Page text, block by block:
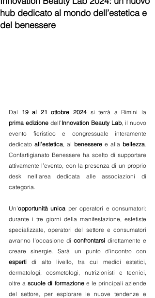
hub dedicato al mondo dell’estetica e
del benessere
Dal 19 al 21 ottobre 2024
prima edizione dell’Innovation Beauty Lab, il nuovo
evento fieristico e congressuale interamente
dedicato all’estetica , al benessere e alla bellezza
Confartigianato Benessere ha scelto di supportare
attivamente l’evento, con la presenza di un proprio
desk nell’area dedicata alle associazioni di
categoria.
Un’opportunità unica per operatori e consumatori:
durante i tre giorni della manifestazione, estetiste
specializzate, operatori del settore e consumatori
avranno l’occasione di confrontarsi direttamente e
esperti di alto livello, tra cui medici estetici,
dermatologi, cosmetologi, nutrizionisti e tecnici,
oltre a scuole di formazione e le principali aziende
del settore, per esplorare le nuove tendenze e